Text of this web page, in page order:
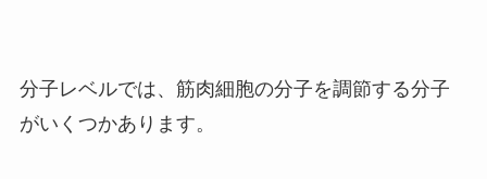
分子レベルでは、筋肉細胞の分子を調節する分子
がいくつかあります。